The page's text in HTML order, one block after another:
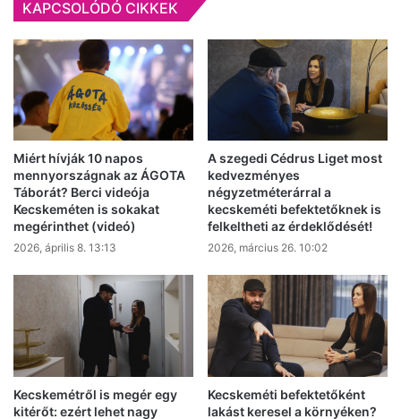
KAPCSOLÓDÓ CIKKEK
Miért hívják 10 napos
mennyországnak az ÁGOTA
Táborát? Berci videója
Kecskeméten is sokakat
megérinthet (videó)
2026, április 8. 13:13
A szegedi Cédrus Liget most
kedvezményes
négyzetméterárral a
kecskeméti befektetőknek is
felkeltheti az érdeklődését!
2026, március 26. 10:02
Kecskemétről is megér egy
kitérőt: ezért lehet nagy
Kecskeméti befektetőként
lakást keresel a környéken?